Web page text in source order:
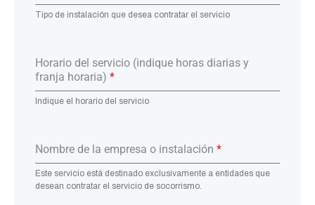
Tipo de instalación que desea contratar el servicio
Horario del servicio (indique horas diarias y
franja horaria) *
Indique el horario del servicio
Nombre de la empresa o instalación *
Este servicio está destinado exclusivamente a entidades que
desean contratar el servicio de socorrismo.